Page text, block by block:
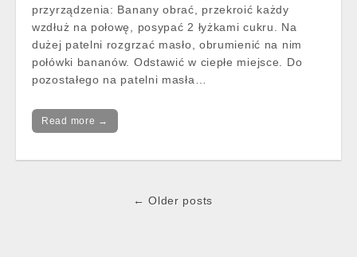
przyrządzenia: Banany obrać, przekroić każdy
wzdłuż na połowę, posypać 2 łyżkami cukru. Na
dużej patelni rozgrzać masło, obrumienić na nim
połówki bananów. Odstawić w ciepłe miejsce. Do
pozostałego na patelni masła…
Read more →
← Older posts